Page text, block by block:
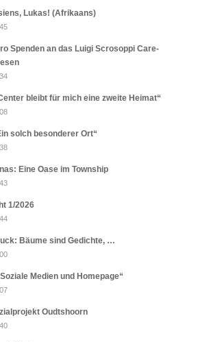
Lukas! (Afrikaans)
Spenden an das Luigi Scrosoppi Care-
bleibt für mich eine zweite Heimat“
solch besonderer Ort“
Eine Oase im Township
1/2026
Bäume sind Gedichte, …
Medien und Homepage“
Oudtshoorn